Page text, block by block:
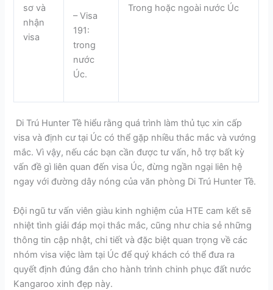
sơ và
nhận
visa
– Visa
191:
trong
nước
Úc.
Trong hoặc ngoài nước Úc
Di Trú Hunter Tề hiểu rằng quá trình làm thủ tục xin cấp
visa và định cư tại Úc có thể gặp nhiều thắc mắc và vướng
mắc. Vì vậy, nếu các bạn cần được tư vấn, hỗ trợ bất kỳ
vấn đề gì liên quan đến visa Úc, đừng ngần ngại liên hệ
ngay với đường dây nóng của văn phòng Di Trú Hunter Tề.
Đội ngũ tư vấn viên giàu kinh nghiệm của HTE cam kết sẽ
nhiệt tình giải đáp mọi thắc mắc, cũng như chia sẻ những
thông tin cập nhật, chi tiết và đặc biệt quan trọng về các
nhóm visa việc làm tại Úc để quý khách có thể đưa ra
quyết định đúng đắn cho hành trình chinh phục đất nước
Kangaroo xinh đẹp này.